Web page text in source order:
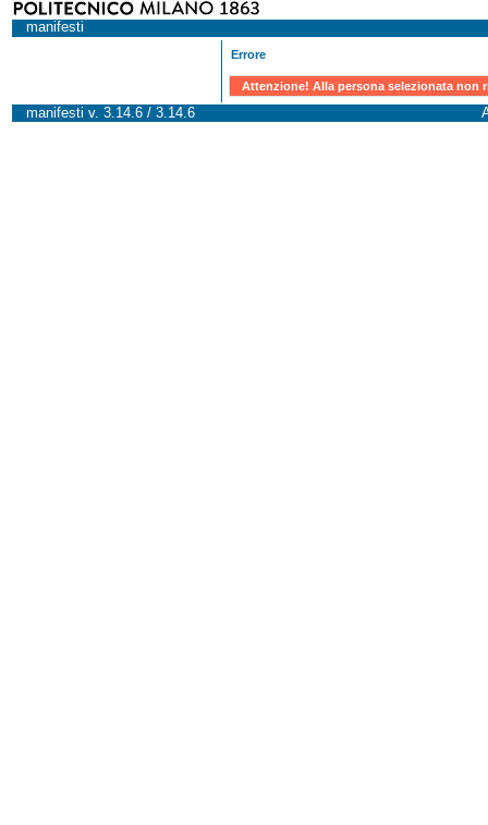
manifesti
Errore
Attenzione! Alla persona selezionata non
manifesti v. 3.14.6 / 3.14.6